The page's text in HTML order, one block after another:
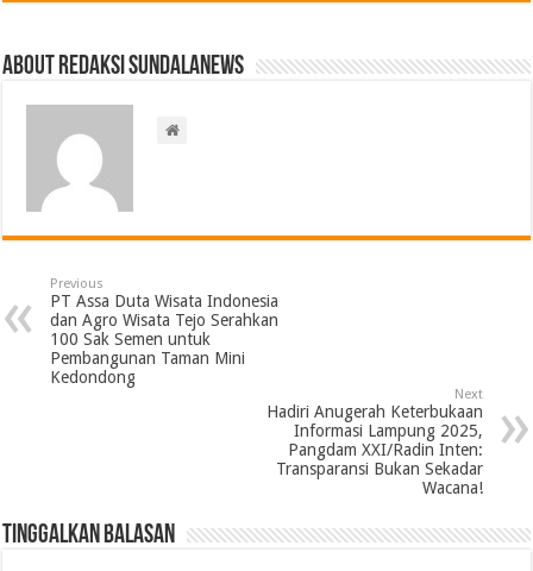
About Redaksi Sundalanews
Previous
PT Assa Duta Wisata Indonesia
dan Agro Wisata Tejo Serahkan
100 Sak Semen untuk
Pembangunan Taman Mini
Kedondong
Next
Hadiri Anugerah Keterbukaan
Informasi Lampung 2025,
Pangdam XXI/Radin Inten:
Transparansi Bukan Sekadar
Wacana!
Tinggalkan Balasan